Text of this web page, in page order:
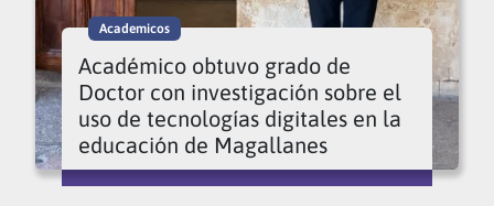
Academicos
Académico obtuvo grado de
Doctor con investigación sobre el
uso de tecnologías digitales en la
educación de Magallanes